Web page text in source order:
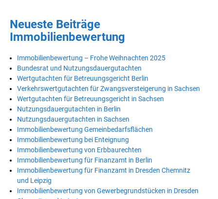
Neueste Beiträge
Immobilienbewertung
Immobilienbewertung – Frohe Weihnachten 2025
Bundesrat und Nutzungsdauergutachten
Wertgutachten für Betreuungsgericht Berlin
Verkehrswertgutachten für Zwangsversteigerung in Sachsen
Wertgutachten für Betreuungsgericht in Sachsen
Nutzungsdauergutachten in Berlin
Nutzungsdauergutachten in Sachsen
Immobilienbewertung Gemeinbedarfsflächen
Immobilienbewertung bei Enteignung
Immobilienbewertung von Erbbaurechten
Immobilienbewertung für Finanzamt in Berlin
Immobilienbewertung für Finanzamt in Dresden Chemnitz
und Leipzig
Immobilienbewertung von Gewerbegrundstücken in Dresden